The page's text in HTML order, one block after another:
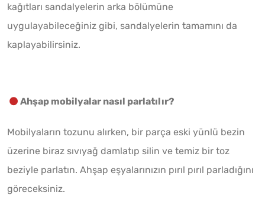
kağıtları sandalyelerin arka bölümüne
uygulayabileceğiniz gibi, sandalyelerin tamamını da
kaplayabilirsiniz.
Ahşap mobilyalar nasıl parlatılır?
Mobilyaların tozunu alırken, bir parça eski yünlü bezin
üzerine biraz sıvıyağ damlatıp silin ve temiz bir toz
beziyle parlatın. Ahşap eşyalarınızın pırıl pırıl parladığını
göreceksiniz.